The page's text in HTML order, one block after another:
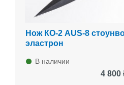
Нож КО-2 AUS-8
эластрон
В наличии
4 800